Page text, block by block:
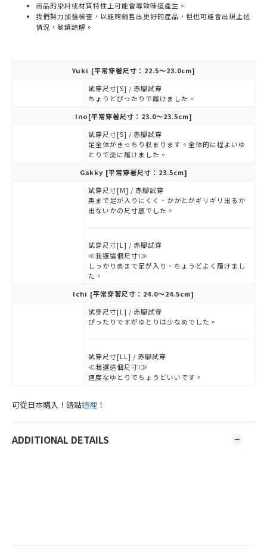
商品的染料或材質特性上可能會導致味道產生。
我們努力加強檢查，以能夠銷售出更好的產品，但也可能會出現上述
情況，敬請諒解。
Yuki [平常穿著尺寸：22.5～23.0cm]
試穿尺寸[S] / 赤腳試穿
ちょうどぴったりで履けました。
Ino[平常穿著尺寸：23.0～23.5cm]
試穿尺寸[S] / 赤腳試穿
足全体がきっちり収まります。全体的に程よいゆ
とりで楽に履けました。
Gakky [平常穿著尺寸：23.5cm]
試穿尺寸[M] / 赤腳試穿
奥まで足が入りにくく、かかとがギリギリ出るか
出ないかの尺寸感でした。
試穿尺寸[L] / 赤腳試穿
≪我選這個尺寸!≫
しっかり奥まで足が入り、ちょうどよく履けまし
た。
Ichi [平常穿著尺寸：24.0～24.5cm]
試穿尺寸[L] / 赤腳試穿
ぴったりですがゆとりは少なめでした。
試穿尺寸[LL] / 赤腳試穿
≪我選這個尺寸!≫
適度なゆとりでちょうどいいです。
可從日本購入！請點這裡 ！
ADDITIONAL DETAILS